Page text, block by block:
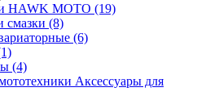
HAWK MOTO (19)
смазки (8)
(6)
(4)
Аксессуары для